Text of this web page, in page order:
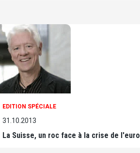
EDITION SPÉCIALE
31.10.2013
La Suisse, un roc face à la crise de l'euro